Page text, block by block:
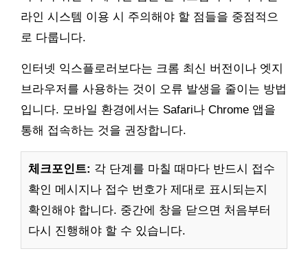
라인 시스템 이용 시 주의해야 할 점들을 중점적으
로 다룹니다.
인터넷 익스플로러보다는 크롬 최신 버전이나 엣지
브라우저를 사용하는 것이 오류 발생을 줄이는 방법
입니다. 모바일 환경에서는 Safari나 Chrome 앱을
통해 접속하는 것을 권장합니다.
체크포인트: 각 단계를 마칠 때마다 반드시 접수
확인 메시지나 접수 번호가 제대로 표시되는지
확인해야 합니다. 중간에 창을 닫으면 처음부터
다시 진행해야 할 수 있습니다.